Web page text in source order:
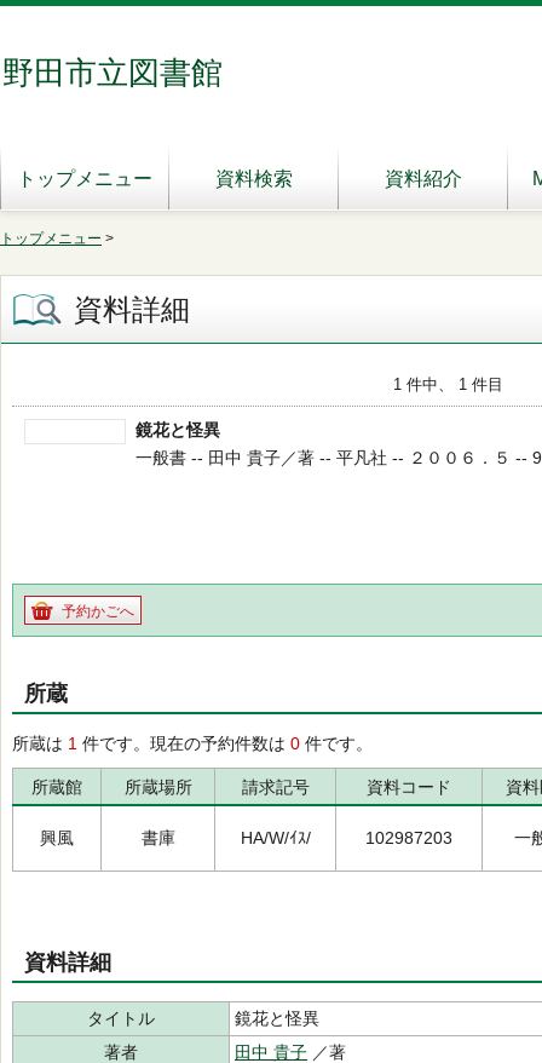
野田市立図書館
トップメニュー 資料検索 資料紹介
トップメニュー >
資料詳細
1 件中、 1 件目
鏡花と怪異
一般書 -- 田中 貴子／著 -- 平凡社 -- ２００６．５ --
予約かごへ
所蔵
所蔵は 1 件です。現在の予約件数は 0 件です。
所蔵館 所蔵場所 請求記号 資料コード 資
興風 書庫 HA/W/ｲｽ/ 102987203 一
資料詳細
タイトル
鏡花と怪異
著者
田中 貴子 ／著